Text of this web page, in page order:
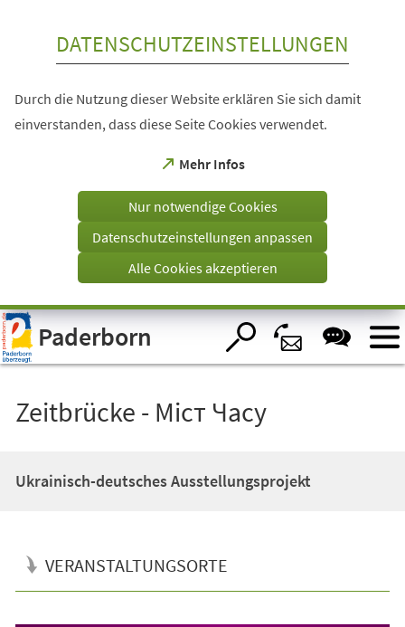
Visuelle
Assistenzsoftware
öffnen.
DATENSCHUTZEINSTELLUNGEN
Durch die Nutzung dieser Website erklären Sie sich damit
einverstanden, dass diese Seite Cookies verwendet.
Mehr Infos
(Öffnet
einem
Tab)
Nur notwendige Cookies
Datenschutzeinstellungen anpassen
Alle Cookies akzeptieren
Paderborn
Zeitbrücke - Міст Часу
Ukrainisch-deutsches Ausstellungsprojekt
VERANSTALTUNGSORTE